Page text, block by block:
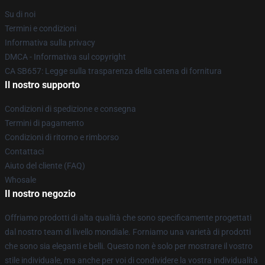
Su di noi
Termini e condizioni
Informativa sulla privacy
DMCA - Informativa sul copyright
CA SB657: Legge sulla trasparenza della catena di fornitura
Il nostro supporto
Condizioni di spedizione e consegna
Termini di pagamento
Condizioni di ritorno e rimborso
Contattaci
Aiuto del cliente (FAQ)
Whosale
Il nostro negozio
Offriamo prodotti di alta qualità che sono specificamente progettati
dal nostro team di livello mondiale. Forniamo una varietà di prodotti
che sono sia eleganti e belli. Questo non è solo per mostrare il vostro
stile individuale, ma anche per voi di condividere la vostra individualità